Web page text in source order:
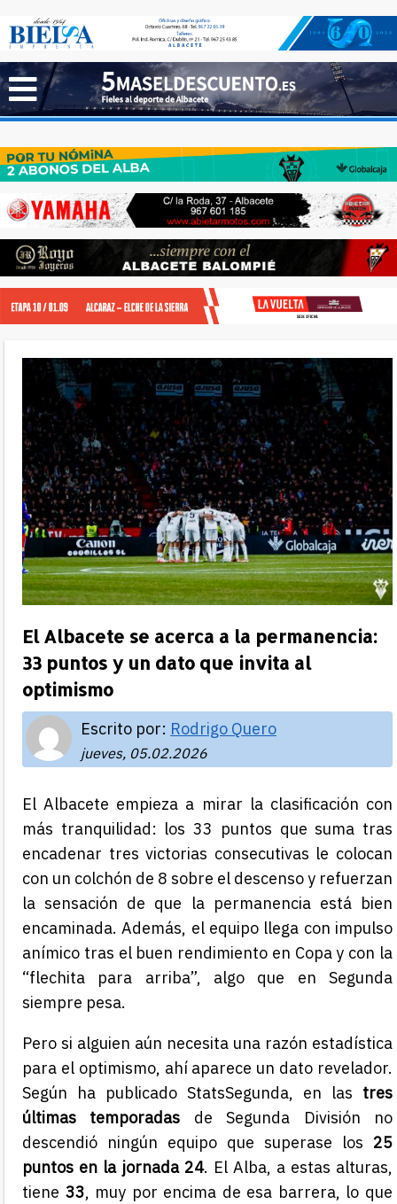
El Albacete se acerca a la permanencia:
33 puntos y un dato que invita al
optimismo
Escrito por: Rodrigo Quero
jueves, 05.02.2026
El Albacete empieza a mirar la clasificación con
más tranquilidad: los 33 puntos que suma tras
encadenar tres victorias consecutivas le colocan
con un colchón de 8 sobre el descenso y refuerzan
la sensación de que la permanencia está bien
encaminada. Además, el equipo llega con impulso
anímico tras el buen rendimiento en Copa y con la
“flechita para arriba”, algo que en Segunda
siempre pesa.
Pero si alguien aún necesita una razón estadística
para el optimismo, ahí aparece un dato revelador.
Según ha publicado StatsSegunda, en las tres
últimas temporadas de Segunda División no
descendió ningún equipo que superase los 25
puntos en la jornada 24. El Alba, a estas alturas,
tiene 33, muy por encima de esa barrera, lo que